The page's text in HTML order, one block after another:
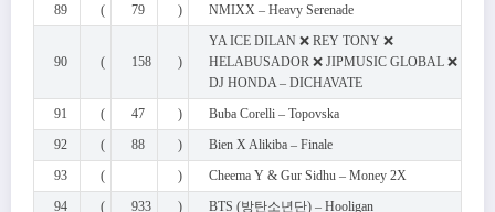
89
( 79 ) NMIXX – Heavy Serenade
90 ( 158 )
YA ICE DILAN ❌ REY TONY ❌
HELABUSADOR ❌ JIPMUSIC GLOBAL ❌
DJ HONDA – DICHAVATE
91
( 47 )
Buba Corelli – Topovska
92
( 88 )
Bien X Alikiba – Finale
93
( )
Cheema Y & Gur Sidhu – Money 2X
94
( 933 )
BTS (방탄소년단) – Hooligan